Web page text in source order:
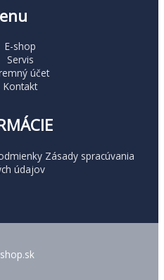
E-shop
Servis
účet
Kontakt
Zásady spracúvania
údajov